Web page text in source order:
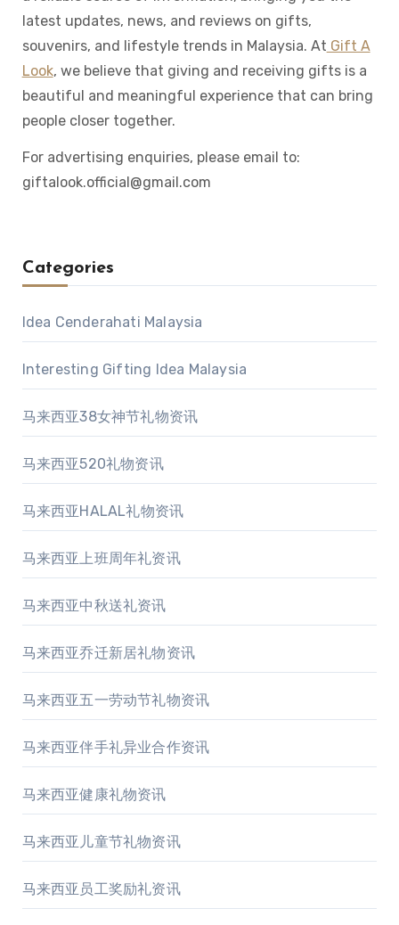
latest updates, news, and reviews on gifts,
souvenirs, and lifestyle trends in Malaysia. At Gift A
Look, we believe that giving and receiving gifts is a
beautiful and meaningful experience that can bring
people closer together.
For advertising enquiries, please email to:
giftalook.official@gmail.com
Categories
Idea Cenderahati Malaysia
Interesting Gifting Idea Malaysia
马来西亚38女神节礼物资讯
马来西亚520礼物资讯
马来西亚HALAL礼物资讯
马来西亚上班周年礼资讯
马来西亚中秋送礼资讯
马来西亚乔迁新居礼物资讯
马来西亚五一劳动节礼物资讯
马来西亚伴手礼异业合作资讯
马来西亚健康礼物资讯
马来西亚儿童节礼物资讯
马来西亚员工奖励礼资讯